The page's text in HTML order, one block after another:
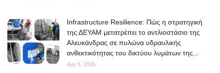
Infrastructure Resilience: Πώς η στρατηγική
της ΔΕΥΑΜ μετατρέπει το αντλιοστάσιο της
Αλευκάνδρας σε πυλώνα υδραυλικής
ανθεκτικότητας του δικτύου λυμάτων της...
Αυγ 5, 2026